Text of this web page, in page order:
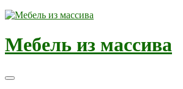
Мебель из массива